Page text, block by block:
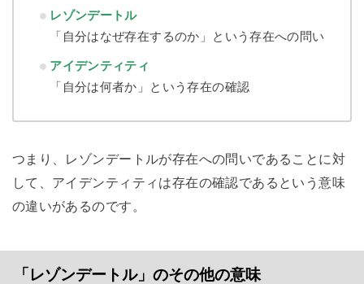
レゾンデートル
「自分はなぜ存在するのか」という存在への問い
アイデンティティ
「自分は何者か」という存在の確認
つまり、レゾンデートルが存在への問いであることに対
して、アイデンティティは存在の確認であるという意味
の違いがあるのです。
「レゾンデートル」のその他の意味